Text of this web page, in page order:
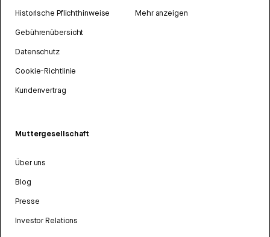
Historische Pflichthinweise
Gebührenübersicht
Datenschutz
Cookie-Richtlinie
Kundenvertrag
Mehr anzeigen
Muttergesellschaft
Über uns
Blog
Presse
Investor Relations